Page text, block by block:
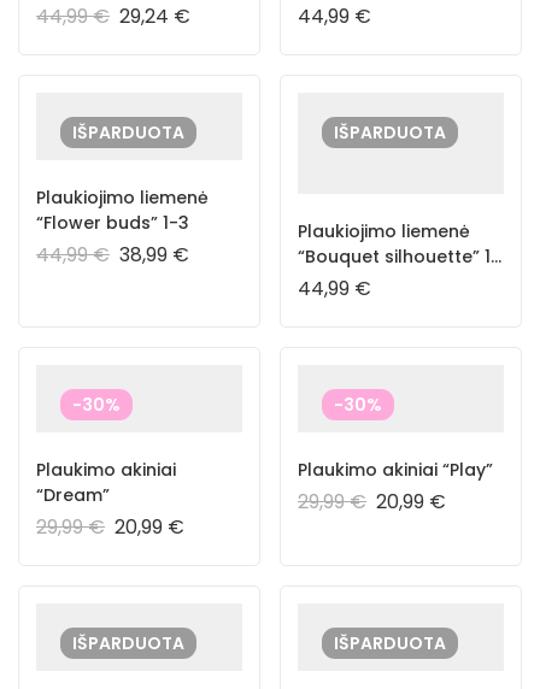
44,99€ 29,24 € 44,99 €
IŠPARDUOTA
Plaukiojimo liemenė
“Flower buds” 1-3
44,99€ 38,99 €
IŠPARDUOTA
Plaukiojimo liemenė
“Bouquet silhouette” 1-
3
44,99 €
-30%
Plaukimo akiniai
“Dream”
29,99€ 20,99 €
-30%
Plaukimo akiniai “Play”
29,99€ 20,99 €
IŠPARDUOTA IŠPARDUOTA